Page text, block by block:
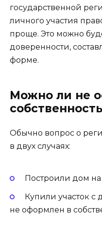
государственной
личного участия
проще. Это можно
доверенности,
форме.
Можно ли не
собственность
Обычно вопрос о
в двух случаях:
Построили дом на
Купили участок с
не оформлен в